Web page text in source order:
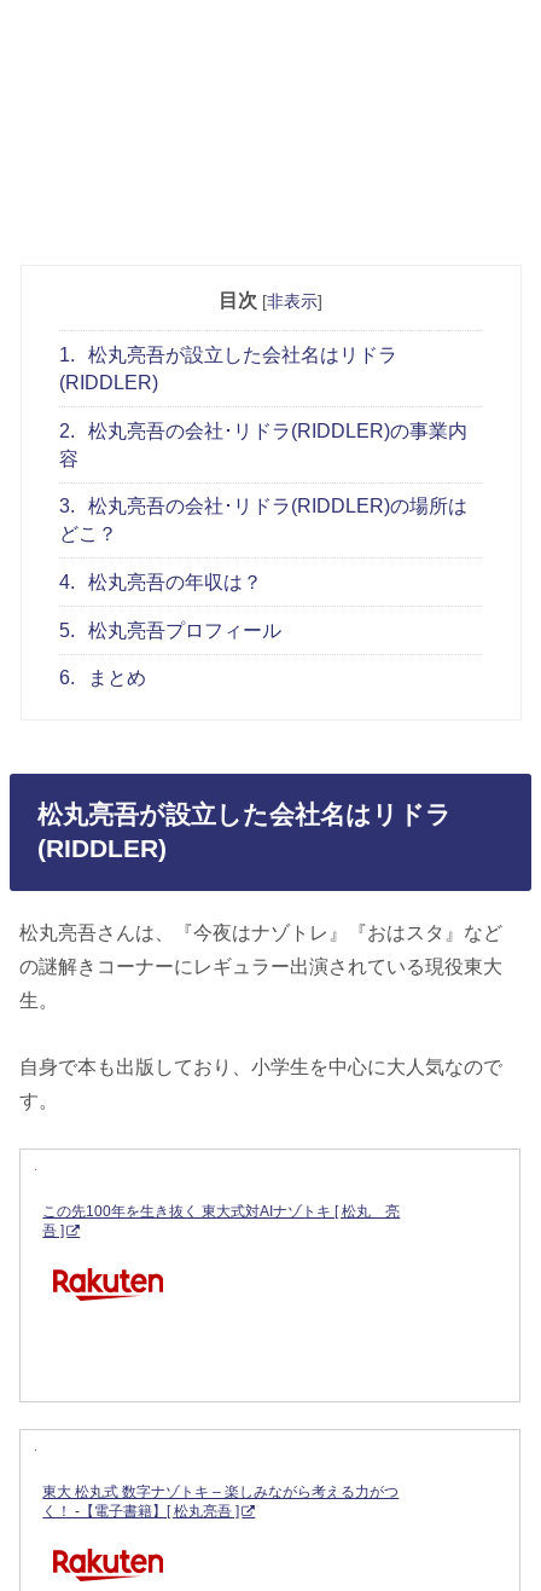
目次 [非表示]
1.
松丸亮吾が設立した会社名はリドラ
(RIDDLER)
2.
松丸亮吾の会社･リドラ(RIDDLER)の事業内
容
3.
松丸亮吾の会社･リドラ(RIDDLER)の場所は
どこ？
4. 松丸亮吾の年収は？
5. 松丸亮吾プロフィール
6. まとめ
松丸亮吾が設立した会社名はリドラ
(RIDDLER)
松丸亮吾さんは、『今夜はナゾトレ』『おはスタ』など
の謎解きコーナーにレギュラー出演されている現役東大
生。
自身で本も出版しており、小学生を中心に大人気なので
す。
この先100年を生き抜く 東大式対AIナゾトキ [ 松丸 亮
吾 ]
東大 松丸式 数字ナゾトキ – 楽しみながら考える力がつ
く！ -【電子書籍】[ 松丸亮吾 ]